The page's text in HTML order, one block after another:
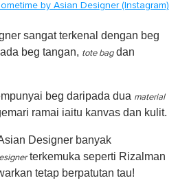
by Asian Designer (Instagram)
sangat terkenal dengan beg
beg tangan, tote bagdan
beg daripada dua material
ramai iaitu kanvas dan kulit.
Designer banyak
terkemuka seperti Rizalman
tetap berpatutan tau!